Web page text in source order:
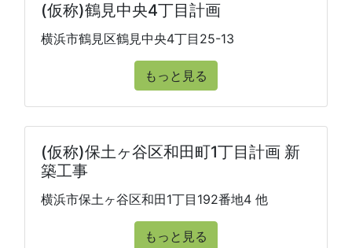
(仮称)鶴見中央4丁目計画
横浜市鶴見区鶴見中央4丁目25-13
もっと見る
(仮称)保土ヶ谷区和田町1丁目計画 新
築工事
横浜市保土ヶ谷区和田1丁目192番地4 他
もっと見る